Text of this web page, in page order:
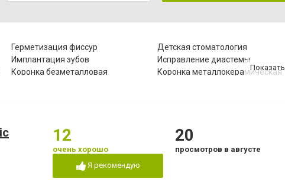
Герметизация фиссур
Детская стоматология
Имплантация зубов
Исправление диастемы
Коронка безметалловая
Коронка металлокерамическая
Лечение пародонтита
Лечение пародонтоза
Лечение под наркозом
Лечение пульпита
Озонотерапия в стоматологии
Отбеливание зубов
Пластины для исправления
Показать
12
очень хорошо
Я рекомендую
20
просмотров в августе